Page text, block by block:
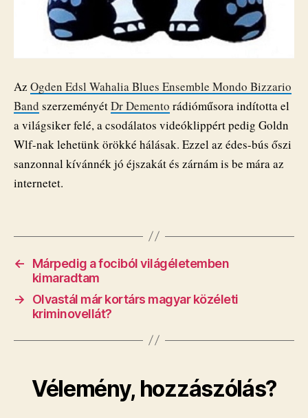
Az Ogden Edsl Wahalia Blues Ensemble Mondo Bizzario
Band szerzeményétDr Demento rádióműsora indította el
a világsiker felé, a csodálatos videóklippért pedig Goldn
Wlf-nak lehetünk örökké hálásak. Ezzel az édes-bús őszi
sanzonnal kívánnék jó éjszakát és zárnám is be mára az
internetet.
←
Márpedig a fociból világéletemben
kimaradtam
→
​Olvastál már kortárs magyar közéleti
kriminovellát?
Vélemény, hozzászólás?